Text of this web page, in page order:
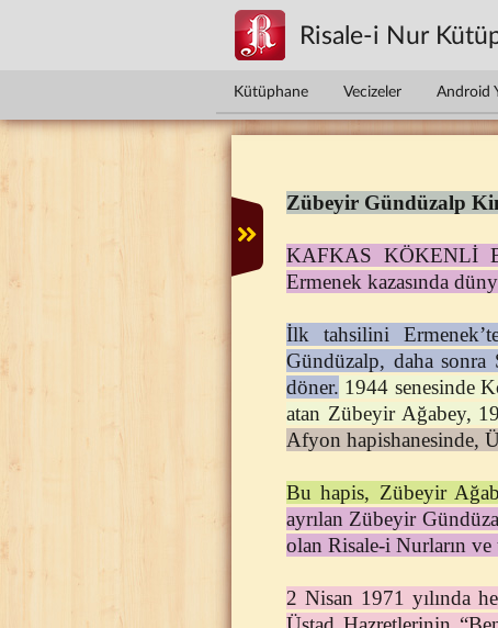
Risale-i Nur
Kütüphane Vecizeler Android
Zübeyir Gündüzalp
KAFKAS KÖKENLİ
Ermenek kazasında
İlk tahsilini
Gündüzalp, daha
döner. 1944 senesinde
atan Zübeyir Ağabey,
Afyon hapishanesinde,
Bu hapis, Zübeyir
ayrılan Zübeyir
olan Risale-i Nurların ve
2 Nisan 1971 yılında